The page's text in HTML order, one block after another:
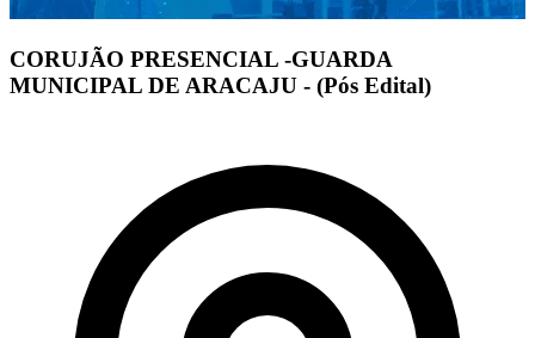
CORUJÃO PRESENCIAL -GUARDA
MUNICIPAL DE ARACAJU - (Pós Edital)